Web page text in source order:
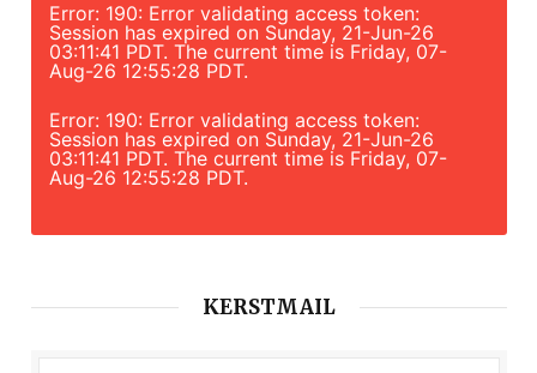
Error: 190: Error validating access token:
Session has expired on Sunday, 21-Jun-26
03:11:41 PDT. The current time is Friday, 07-
Aug-26 12:55:28 PDT.
Error: 190: Error validating access token:
Session has expired on Sunday, 21-Jun-26
03:11:41 PDT. The current time is Friday, 07-
Aug-26 12:55:28 PDT.
KERSTMAIL